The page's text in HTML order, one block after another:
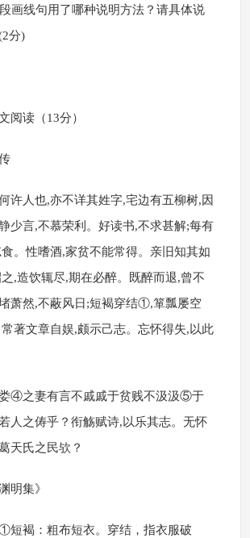
画线句用了哪种说明方法？请具体说
分)
阅读（13分）
许人也,亦不详其姓字,宅边有五柳树,因
少言,不慕荣利。好读书,不求甚解;每有
。性嗜酒,家贫不能常得。亲旧知其如
,造饮辄尽,期在必醉。既醉而退,曾不
萧然,不蔽风日;短褐穿结①,箪瓢屡空
著文章自娱,颇示己志。忘怀得失,以此
④之妻有言不戚戚于贫贱不汲汲⑤于
人之俦乎？衔觞赋诗,以乐其志。无怀
天氏之民欤？
明集》
①短褐：粗布短衣。穿结，指衣服破